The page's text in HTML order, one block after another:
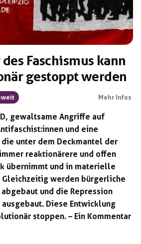
Faschismus kann
gestoppt werden
Mehr Infos
gewaltsame Angriffe auf
und eine
unter dem Deckmantel der
reaktionärere und offen
übernimmt und in materielle
werden bürgerliche
und die Repression
Diese Entwicklung
stoppen. – Ein Kommentar